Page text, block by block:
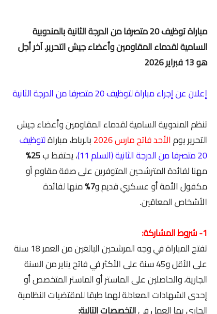
مباراة توظيف 20 متصرفا من الدرجة الثانية بالمندوبية
السامية لقدماء المقاومين وأعضاء جيش التحرير. آخر أجل
هو 13 فبراير 2026
إعلان عن إجراء مباراة لتوظيف 20 متصرفا من الدرجة الثانية
تنظم المندوبية السامية لقدماء المقاومين وأعضاء جيش
التحرير يومالأحد فاتح مارس 2026 بالرباط، مباراةلتوظيف
20 متصرفا من الدرجة الثانية (السلم 11)
، يحتفظ ب25%
مهنا لفائدة المترشحين المتوفرين على صفة مقاوم أو
مكفول الأمة أو عسكري قديم و7% منها لفائدة
الأشخاص المعاقين.
1- شروط المشاركة:
تفتح المباراة في وجه المرشحين البالغين من العمر 18 سنة
على الأقل و45 سنة على الأكثر في فاتح يناير من السنة
الجارية، والحاصلين على الماستر أو الماستر المتخصص أو
إحدى الشهادات المعادلة لهما طبقا للمقتضيات النظامية
الجاري بها العمل فيالتخصصات التالية: